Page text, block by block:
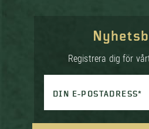
Registrera dig för
DIN E-POSTADRESS*